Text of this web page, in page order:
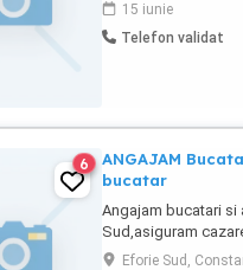
15 iunie
Telefon validat
6
ANGAJAM
bucatar
Angajam bucatari si
Sud,asiguram
Eforie Sud,